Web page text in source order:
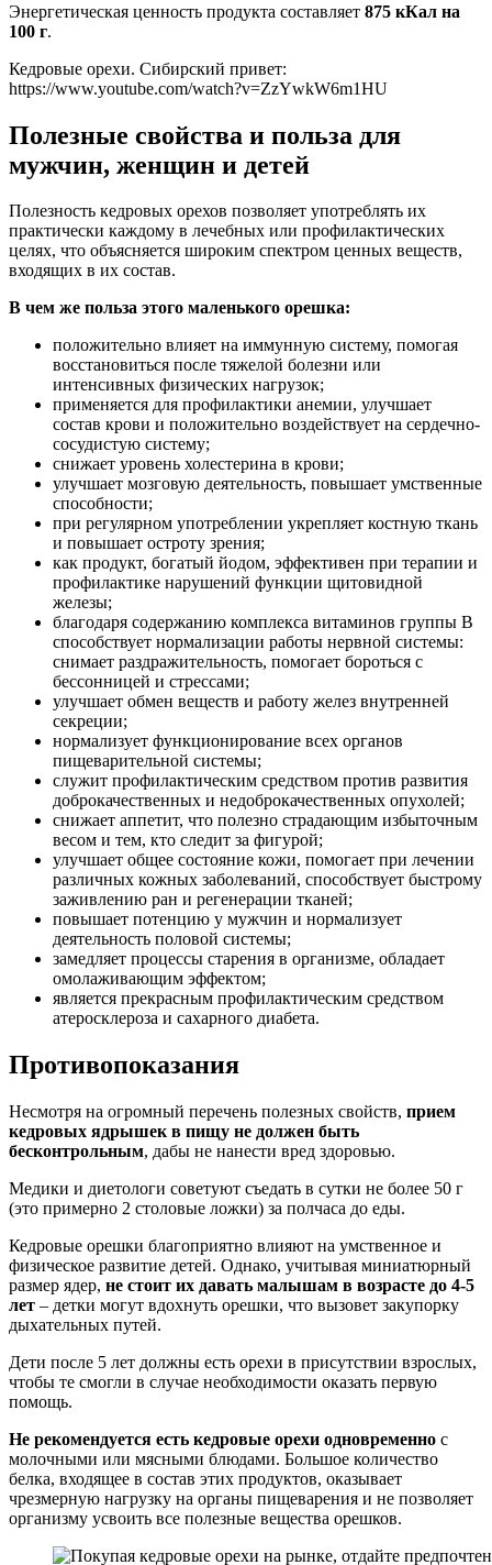
Энергетическая ценность продукта составляет 875 кКал на
100 г.
Кедровые орехи. Сибирский привет:
https://www.youtube.com/watch?v=ZzYwkW6m1HU
Полезные свойства и польза для
мужчин, женщин и детей
Полезность кедровых орехов позволяет употреблять их
практически каждому в лечебных или профилактических
целях, что объясняется широким спектром ценных веществ,
входящих в их состав.
В чем же польза этого маленького орешка:
положительно влияет на иммунную систему, помогая
восстановиться после тяжелой болезни или
интенсивных физических нагрузок;
применяется для профилактики анемии, улучшает
состав крови и положительно воздействует на сердечно-
сосудистую систему;
снижает уровень холестерина в крови;
улучшает мозговую деятельность, повышает умственные
способности;
при регулярном употреблении укрепляет костную ткань
и повышает остроту зрения;
как продукт, богатый йодом, эффективен при терапии и
профилактике нарушений функции щитовидной
железы;
благодаря содержанию комплекса витаминов группы В
способствует нормализации работы нервной системы:
снимает раздражительность, помогает бороться с
бессонницей и стрессами;
улучшает обмен веществ и работу желез внутренней
секреции;
нормализует функционирование всех органов
пищеварительной системы;
служит профилактическим средством против развития
доброкачественных и недоброкачественных опухолей;
снижает аппетит, что полезно страдающим избыточным
весом и тем, кто следит за фигурой;
улучшает общее состояние кожи, помогает при лечении
различных кожных заболеваний, способствует быстрому
заживлению ран и регенерации тканей;
повышает потенцию у мужчин и нормализует
деятельность половой системы;
замедляет процессы старения в организме, обладает
омолаживающим эффектом;
является прекрасным профилактическим средством
атеросклероза и сахарного диабета.
Противопоказания
Несмотря на огромный перечень полезных свойств, прием
кедровых ядрышек в пищу не должен быть
бесконтрольным, дабы не нанести вред здоровью.
Медики и диетологи советуют съедать в сутки не более 50 г
(это примерно 2 столовые ложки) за полчаса до еды.
Кедровые орешки благоприятно влияют на умственное и
физическое развитие детей. Однако, учитывая миниатюрный
размер ядер, не стоит их давать малышам в возрасте до 4-5
лет – детки могут вдохнуть орешки, что вызовет закупорку
дыхательных путей.
Дети после 5 лет должны есть орехи в присутствии взрослых,
чтобы те смогли в случае необходимости оказать первую
помощь.
Не рекомендуется есть кедровые орехи одновременно с
молочными или мясными блюдами. Большое количество
белка, входящее в состав этих продуктов, оказывает
чрезмерную нагрузку на органы пищеварения и не позволяет
организму усвоить все полезные вещества орешков.